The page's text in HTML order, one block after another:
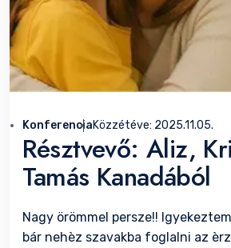
KonferenciaKözzétéve: 2025.11.05.
Résztvevő: Aliz,
Tamás Kanadából
Nagy örömmel persze!!
bár nehèz szavakba foglalni az